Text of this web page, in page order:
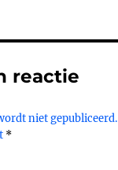
reactie
niet gepubliceerd.
*